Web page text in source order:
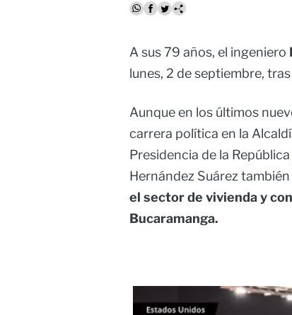
A sus 79 años, el ingeniero
lunes, 2 de septiembre,
Aunque en los últimos
carrera política en la
Presidencia de la
Hernández Suárez
el sector de vivienda y
Bucaramanga.